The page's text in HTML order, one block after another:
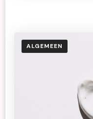
ALGEMEEN